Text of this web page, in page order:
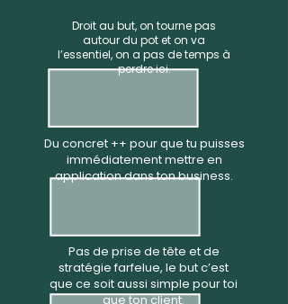
Droit au but, on tourne pas
autour du pot et on va
l’essentiel, on a pas de temps à
perdre ici.
Du concret ++ pour que tu puisses
immédiatement mettre en
application dans ton business.
Pas de prise de tête et de
stratégie farfelue, le but c’est
que ce soit aussi simple pour toi
que ton client.